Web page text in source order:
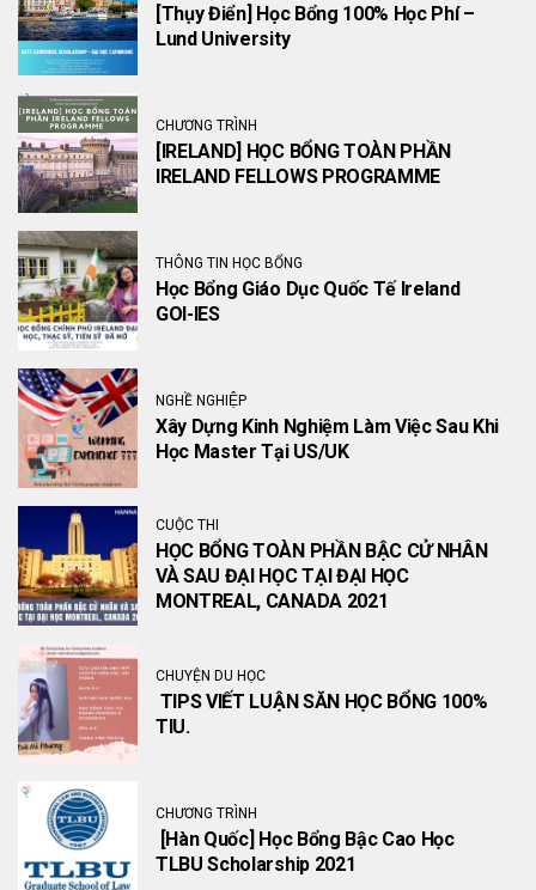
[Thụy Điển] Học Bổng 100% Học Phí –
Lund University
CHƯƠNG TRÌNH
[IRELAND] HỌC BỔNG TOÀN PHẦN
IRELAND FELLOWS PROGRAMME
THÔNG TIN HỌC BỔNG
Học Bổng Giáo Dục Quốc Tế Ireland
GOI-IES
NGHỀ NGHIỆP
Xây Dựng Kinh Nghiệm Làm Việc Sau Khi
Học Master Tại US/UK
CUỘC THI
HỌC BỔNG TOÀN PHẦN BẬC CỬ NHÂN
VÀ SAU ĐẠI HỌC TẠI ĐẠI HỌC
MONTREAL, CANADA 2021
CHUYỆN DU HỌC
TIPS VIẾT LUẬN SĂN HỌC BỔNG 100%
TIU.
CHƯƠNG TRÌNH
[Hàn Quốc] Học Bổng Bậc Cao Học
TLBU Scholarship 2021